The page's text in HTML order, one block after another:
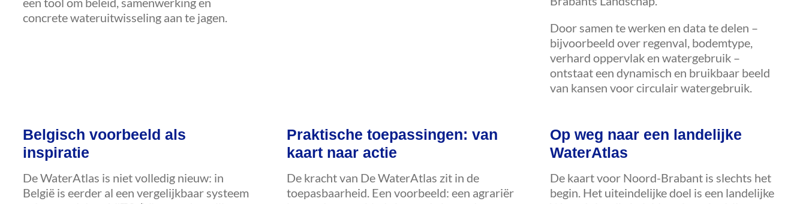
concrete wateruitwisseling aan te jagen.
Door samen te werken en data te delen –
bijvoorbeeld over regenval, bodemtype,
verhard oppervlak en watergebruik –
ontstaat een dynamisch en bruikbaar beeld
van kansen voor circulair watergebruik.
Belgisch voorbeeld als
inspiratie
De WaterAtlas is niet volledig nieuw: in
België is eerder al een vergelijkbaar systeem
Praktische toepassingen: van
kaart naar actie
De kracht van De WaterAtlas zit in de
toepasbaarheid. Een voorbeeld: een agrariër
Op weg naar een landelijke
WaterAtlas
De kaart voor Noord-Brabant is slechts het
begin. Het uiteindelijke doel is een landelijke